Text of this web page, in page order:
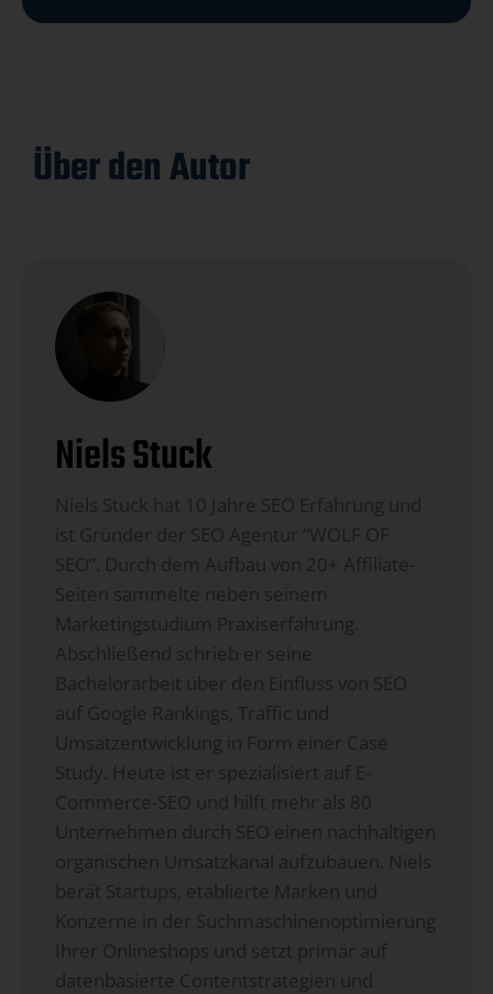
Über den Autor
Niels Stuck
Niels Stuck hat 10 Jahre SEO Erfahrung und
ist Gründer der SEO Agentur “WOLF OF
SEO”. Durch dem Aufbau von 20+ Affiliate-
Seiten sammelte neben seinem
Marketingstudium Praxiserfahrung.
Abschließend schrieb er seine
Bachelorarbeit über den Einfluss von SEO
auf Google Rankings, Traffic und
Umsatzentwicklung in Form einer Case
Study. Heute ist er spezialisiert auf E-
Commerce-SEO und hilft mehr als 80
Unternehmen durch SEO einen nachhaltigen
organischen Umsatzkanal aufzubauen. Niels
berät Startups, etablierte Marken und
Konzerne in der Suchmaschinenoptimierung
Ihrer Onlineshops und setzt primär auf
datenbasierte Contentstrategien und